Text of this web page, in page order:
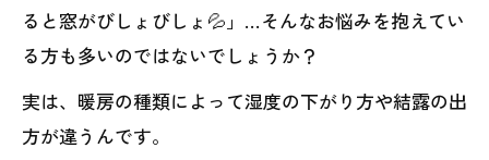
ると窓がびしょびしょ💦」…そんなお悩みを抱えてい
る方も多いのではないでしょうか？
実は、暖房の種類によって湿度の下がり方や結露の出
方が違うんです。